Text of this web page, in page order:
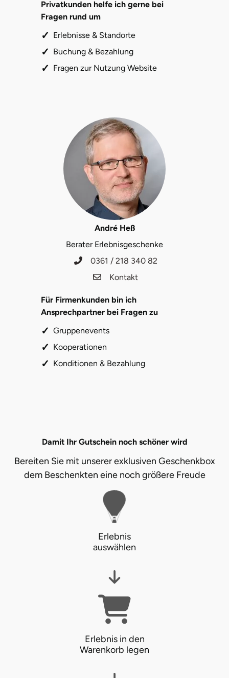
Privatkunden helfe ich gerne bei
Fragen rund um
Erlebnisse & Standorte
Buchung & Bezahlung
Fragen zur Nutzung Website
André Heß
Berater Erlebnisgeschenke
0361 / 218 340 82
Kontakt
Für Firmenkunden bin ich
Ansprechpartner bei Fragen zu
Gruppenevents
Kooperationen
Konditionen & Bezahlung
Damit Ihr Gutschein noch schöner wird
Bereiten Sie mit unserer exklusiven Geschenkbox
dem Beschenkten eine noch größere Freude
Erlebnis
auswählen
Erlebnis in den
Warenkorb legen